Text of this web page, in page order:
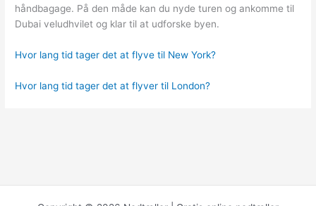
håndbagage. På den måde kan du nyde turen og ankomme til
Dubai veludhvilet og klar til at udforske byen.
Hvor lang tid tager det at flyve til New York?
Hvor lang tid tager det at flyver til London?